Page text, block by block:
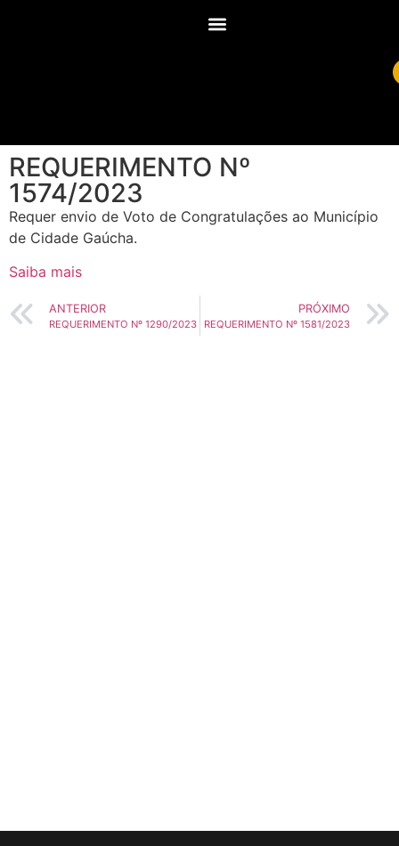
REQUERIMENTO Nº
1574/2023
Requer envio de Voto de Congratulações ao Município
de Cidade Gaúcha.
Saiba mais
ANTERIOR
REQUERIMENTO Nº 1290/2023
PRÓXIMO
REQUERIMENTO Nº 1581/2023